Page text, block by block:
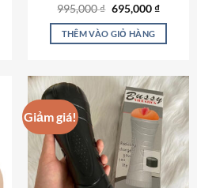
Được xếp
hạng4.80
5 sao
995,000₫ Giá
là:
995,000 ₫.
695,000₫Giá
tại
THÊM VÀO GIỎ HÀNG
Giảm giá!